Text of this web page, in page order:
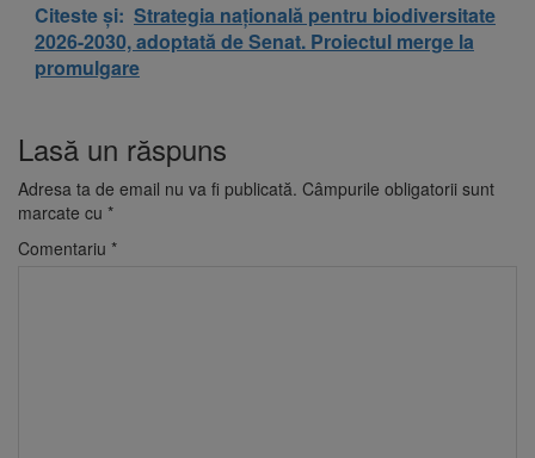
Citeste și: Strategia națională pentru biodiversitate
2026-2030, adoptată de Senat. Proiectul merge la
promulgare
Lasă un răspuns
Adresa ta de email nu va fi publicată. Câmpurile obligatorii sunt
marcate cu *
Comentariu *